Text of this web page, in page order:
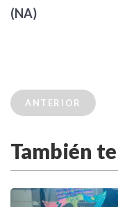
(NA)
ANTERIOR
También